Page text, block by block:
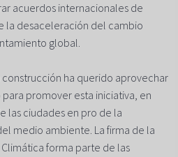
acuerdos internacionales de
la desaceleración del cambio
global.
ha querido aprovechar
promover esta iniciativa, en
las ciudades en pro de la
medio ambiente. La firma de la
forma parte de las